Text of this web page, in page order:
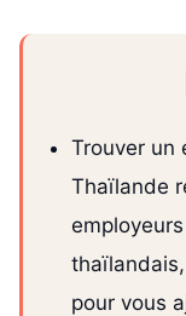
Trouver un
Thaïlande
pour vous